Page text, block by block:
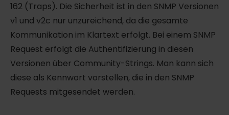
162 (Traps). Die Sicherheit ist in den SNMP Versionen
v1 und v2c nur unzureichend, da die gesamte
Kommunikation im Klartext erfolgt. Bei einem SNMP
Request erfolgt die Authentifizierung in diesen
Versionen über Community-Strings. Man kann sich
diese als Kennwort vorstellen, die in den SNMP
Requests mitgesendet werden.